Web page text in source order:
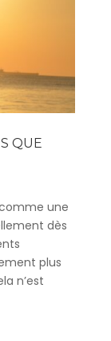
QUE
une
dès
plus
n’est